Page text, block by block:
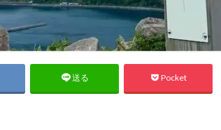
送る Pocket